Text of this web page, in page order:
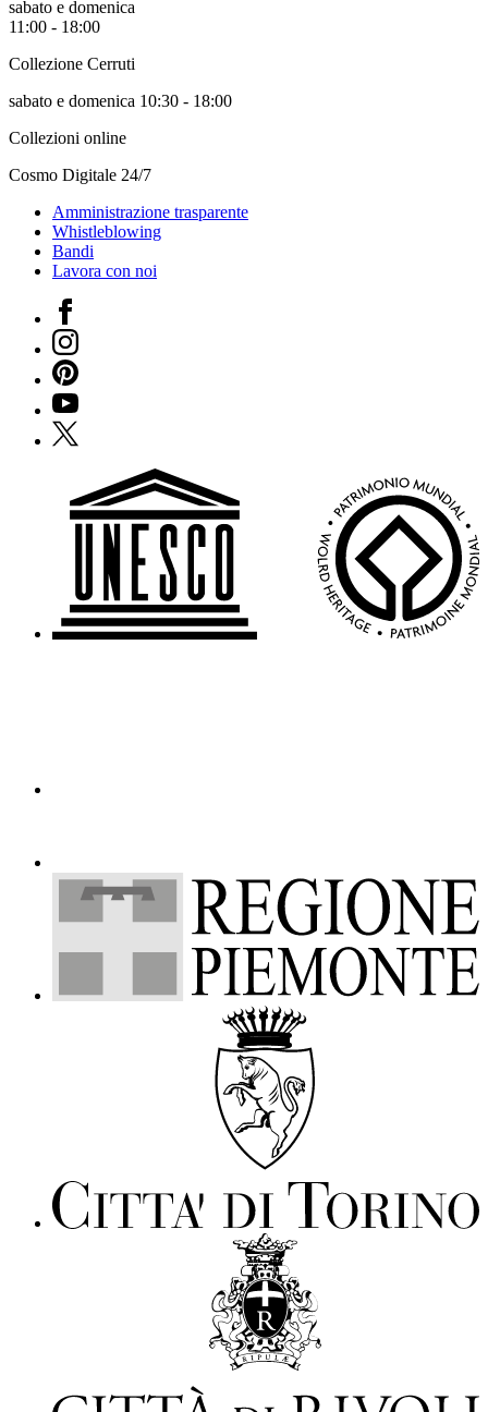
sabato e domenica
11:00 - 18:00
Collezione Cerruti
sabato e domenica 10:30 - 18:00
Collezioni online
Cosmo Digitale 24/7
Amministrazione trasparente
Whistleblowing
Bandi
Lavora con noi
Facebook
Instagram
Pinterest
YouTube
X